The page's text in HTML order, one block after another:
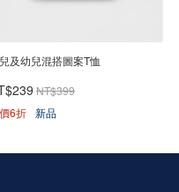
及幼兒混搭圖案T恤
NT$399
6折 新品